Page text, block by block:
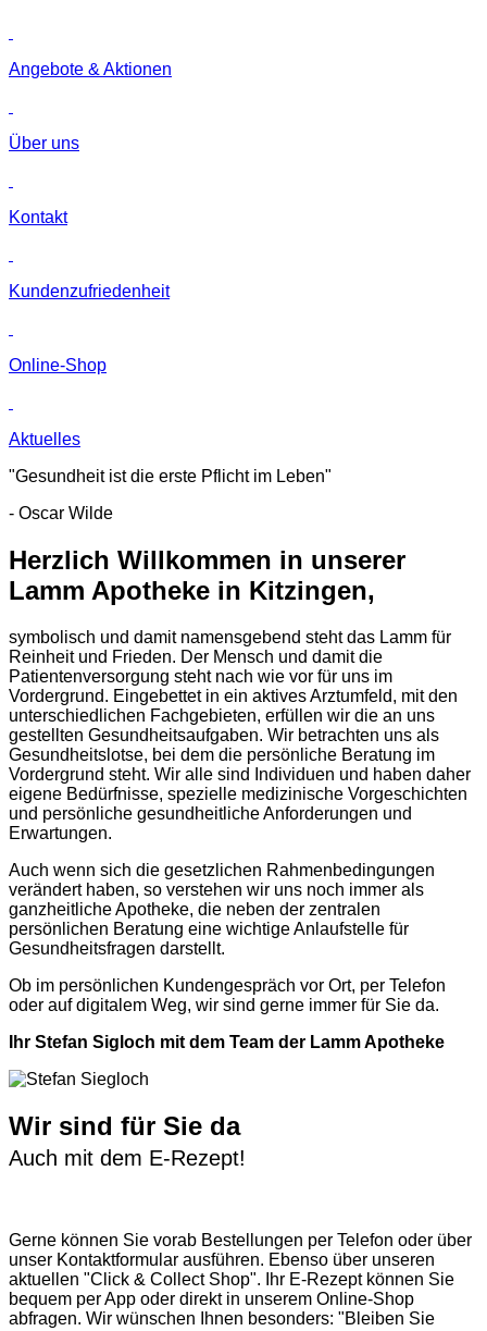
Angebote & Aktionen
Über uns
Kontakt
Kunden­zufriedenheit
Online-Shop
Aktuelles
"Gesundheit ist die erste Pflicht im Leben"
- Oscar Wilde
Herzlich Willkommen in unserer
Lamm Apotheke in Kitzingen,
symbolisch und damit namensgebend steht das Lamm für
Reinheit und Frieden. Der Mensch und damit die
Patientenversorgung steht nach wie vor für uns im
Vordergrund. Eingebettet in ein aktives Arztumfeld, mit den
unterschiedlichen Fachgebieten, erfüllen wir die an uns
gestellten Gesundheitsaufgaben. Wir betrachten uns als
Gesundheitslotse, bei dem die persönliche Beratung im
Vordergrund steht. Wir alle sind Individuen und haben daher
eigene Bedürfnisse, spezielle medizinische Vorgeschichten
und persönliche gesundheitliche Anforderungen und
Erwartungen.
Auch wenn sich die gesetzlichen Rahmenbedingungen
verändert haben, so verstehen wir uns noch immer als
ganzheitliche Apotheke, die neben der zentralen
persönlichen Beratung eine wichtige Anlaufstelle für
Gesundheitsfragen darstellt.
Ob im persönlichen Kundengespräch vor Ort, per Telefon
oder auf digitalem Weg, wir sind gerne immer für Sie da.
Ihr Stefan Sigloch mit dem Team der Lamm Apotheke
Wir sind für Sie da
Auch mit dem E-Rezept!
Gerne können Sie vorab Bestellungen per Telefon oder über
unser Kontaktformular ausführen. Ebenso über unseren
aktuellen "Click & Collect Shop". Ihr E-Rezept können Sie
bequem per App oder direkt in unserem Online-Shop
abfragen. Wir wünschen Ihnen besonders: "Bleiben Sie